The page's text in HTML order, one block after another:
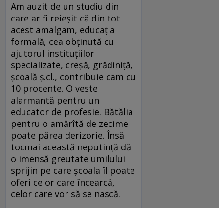
Am auzit de un studiu din
care ar fi reieşit că din tot
acest amalgam, educaţia
formală, cea obţinută cu
ajutorul instituţiilor
specializate, creşă, grădiniţă,
şcoală ş.cl., contribuie cam cu
10 procente. O veste
alarmantă pentru un
educator de profesie. Bătălia
pentru o amărîtă de zecime
poate părea derizorie. Însă
tocmai această neputinţă dă
o imensă greutate umilului
sprijin pe care şcoala îl poate
oferi celor care încearcă,
celor care vor să se nască.